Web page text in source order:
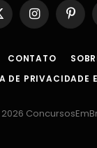
Instagram
CONTATO
DE PRIVACIDADE